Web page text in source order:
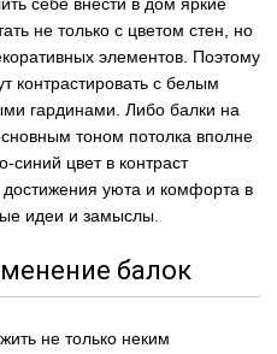
не только с цветом стен, но
элементов. Поэтому
контрастировать с белым
гардинами. Либо балки на
тоном потолка вполне
синий цвет в контраст
уюта и комфорта в
идеи и замыслы.
балок
не только неким